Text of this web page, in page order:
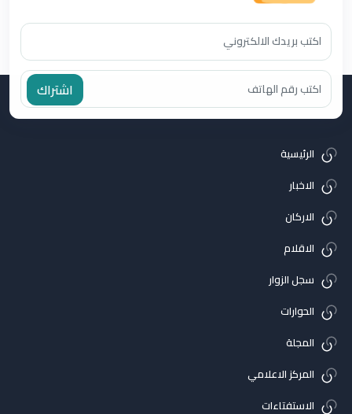
اشتراك
الرئيسية
الاخبار
الاركان
الاقلام
سجل الزوار
الحوارات
المجلة
المركز الاعلامي
الاستفتاءات